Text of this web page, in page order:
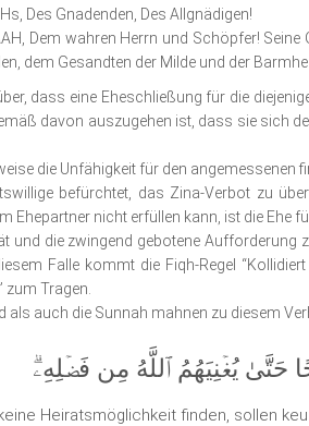
Des Gnadenden, Des Allgnädigen!
Dem wahren Herrn und Schöpfer!
dem Gesandten der Milde und der
dass eine Eheschließung für die
davon auszugehen ist, dass sie sich
die Unfähigkeit für den angemessenen
befürchtet, das Zina-Verbot zu
Ehepartner nicht erfüllen kann, ist die Ehe
und die zwingend gebotene Aufforderung
Falle kommt die Fiqh-Regel
zum Tragen.
als auch die Sunnah mahnen zu diesem
حَتَّىٰ يُغۡنِيَهُمُ ٱللَّهُ مِن فَضۡلِهِۦۗ
Heiratsmöglichkeit finden, sollen